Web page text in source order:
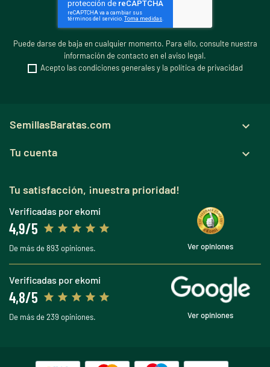
Puede darse de baja en cualquier momento. Para ello, consulte nuestra
información de contacto en el aviso legal.
Acepto las condiciones generales y la política de privacidad
SemillasBaratas.com 
Tu cuenta 
Tu satisfacción, ¡nuestra prioridad!
Verificadas por ekomi
4,9/5
De más de 893 opiniones. Ver opiniones
Verificadas por ekomi
4,8/5
De más de 239 opiniones. Ver opiniones